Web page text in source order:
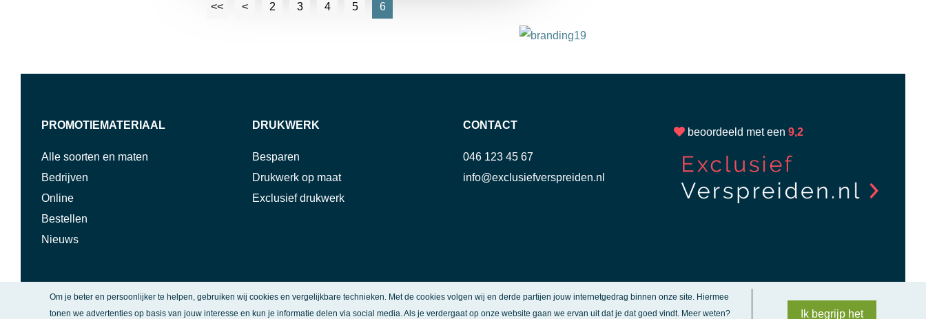
Om je beter en persoonlijker te helpen, gebruiken wij cookies en vergelijkbare technieken. Met de cookies volgen wij en derde partijen jouw internetgedrag binnen onze site. Hiermee
tonen we advertenties op basis van jouw interesse en kun je informatie delen via social media. Als je verdergaat op onze website gaan we ervan uit dat je dat goed vindt. Meer weten?
Ik begrijp het
<< < 2 3 4 5 6
PROMOTIEMATERIAAL
Alle soorten en maten
Bedrijven
Online
Bestellen
Nieuws
DRUKWERK
Besparen
Drukwerk op maat
Exclusief drukwerk
CONTACT
046 123 45 67
info@exclusiefverspreiden.nl
beoordeeld met een 9,2